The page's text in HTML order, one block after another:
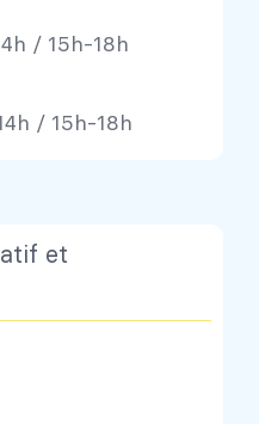
/ 15h-18h
/ 15h-18h
et